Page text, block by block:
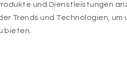
und Dienstleistungen
Trends und Technologien, um
bieten.